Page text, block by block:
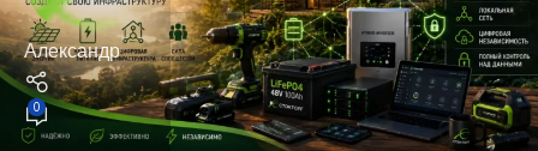
Александр
0